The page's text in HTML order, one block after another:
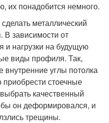
их понадобится немного.
металлический
В зависимости от
и нагрузки на будущую
виды профиля. Так,
углы потолка
приобрести стоечные
качественный
он деформировался, и
трещины.